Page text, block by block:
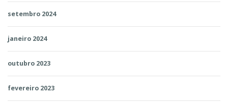
setembro 2024
janeiro 2024
outubro 2023
fevereiro 2023